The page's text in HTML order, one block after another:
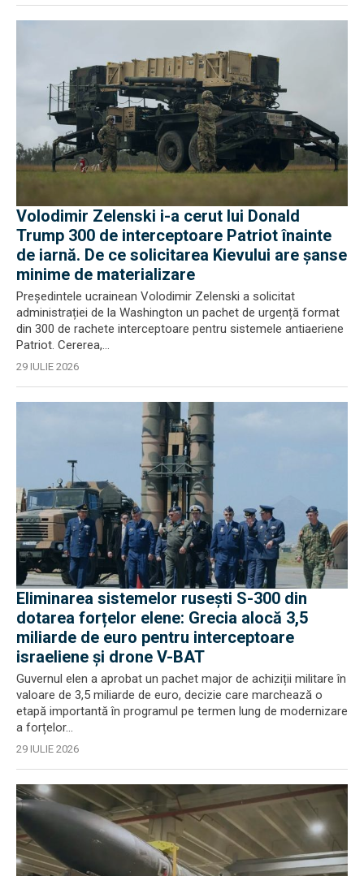
Volodimir Zelenski i-a cerut lui Donald
Trump 300 de interceptoare Patriot înainte
de iarnă. De ce solicitarea Kievului are șanse
minime de materializare
Președintele ucrainean Volodimir Zelenski a solicitat
administrației de la Washington un pachet de urgență format
din 300 de rachete interceptoare pentru sistemele antiaeriene
Patriot. Cererea,...
29 IULIE 2026
Eliminarea sistemelor rusești S-300 din
dotarea forțelor elene: Grecia alocă 3,5
miliarde de euro pentru interceptoare
israeliene și drone V-BAT
Guvernul elen a aprobat un pachet major de achiziții militare în
valoare de 3,5 miliarde de euro, decizie care marchează o
etapă importantă în programul pe termen lung de modernizare
a forțelor...
29 IULIE 2026